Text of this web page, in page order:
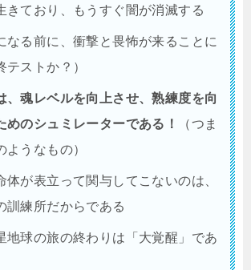
きており、もうすぐ闇が消滅する
なる前に、衝撃と畏怖が来ることに
テストか？）
、魂レベルを向上させ、熟練度を向
めのシュミレーターである！
（つま
ようなもの）
体が表立って関与してこないのは、
訓練所だからである
地球の旅の終わりは「大覚醒」であ